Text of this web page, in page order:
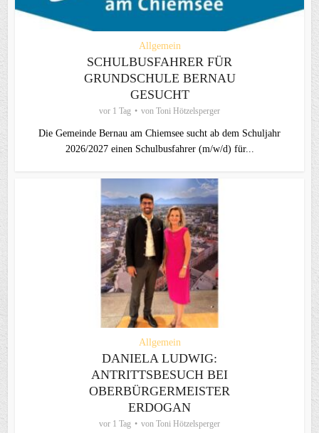
Allgemein
SCHULBUSFAHRER FÜR
GRUNDSCHULE BERNAU
GESUCHT
vor 1 Tag von Toni Hötzelsperger
Die Gemeinde Bernau am Chiemsee sucht ab dem Schuljahr
2026/2027 einen Schulbusfahrer (m/w/d) für...
Allgemein
DANIELA LUDWIG:
ANTRITTSBESUCH BEI
OBERBÜRGERMEISTER
ERDOGAN
vor 1 Tag von Toni Hötzelsperger